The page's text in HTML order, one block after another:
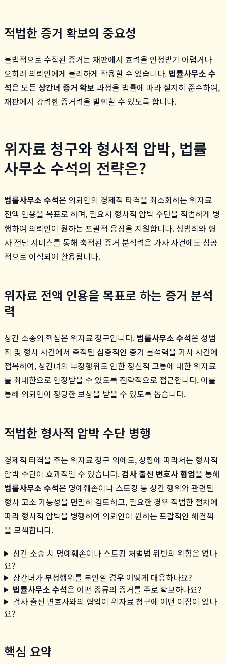
적법한 증거 확보의 중요성
불법적으로 수집된 증거는 재판에서 효력을 인정받기 어렵거나
오히려 의뢰인에게 불리하게 작용할 수 있습니다. 법률사무소 수
석은 모든 상간녀 증거 확보 과정을 법률에 따라 철저히 준수하여,
재판에서 강력한 증거력을 발휘할 수 있도록 합니다.
위자료 청구와 형사적 압박, 법률
사무소 수석의 전략은?
법률사무소 수석은 의뢰인의 경제적 타격을 최소화하는 위자료
전액 인용을 목표로 하며, 필요시 형사적 압박 수단을 적법하게 병
행하여 의뢰인이 원하는 포괄적 응징을 지원합니다. 성범죄와 형
사 전담 서비스를 통해 축적된 증거 분석력은 가사 사건에도 성공
적으로 이식되어 활용됩니다.
위자료 전액 인용을 목표로 하는 증거 분석
력
상간 소송의 핵심은 위자료 청구입니다. 법률사무소 수석은 성범
죄 및 형사 사건에서 축적된 심층적인 증거 분석력을 가사 사건에
접목하여, 상간녀의 부정행위로 인한 정신적 고통에 대한 위자료
를 최대한으로 인정받을 수 있도록 전략적으로 접근합니다. 이를
통해 의뢰인이 정당한 보상을 받을 수 있도록 돕습니다.
적법한 형사적 압박 수단 병행
경제적 타격을 주는 위자료 청구 외에도, 상황에 따라서는 형사적
압박 수단이 효과적일 수 있습니다.검사 출신 변호사 협업을 통해
법률사무소 수석은 명예훼손이나 스토킹 등 상간 행위와 관련된
형사 고소 가능성을 면밀히 검토하고, 필요한 경우 적법한 절차에
따라 형사적 압박을 병행하여 의뢰인이 원하는 포괄적인 해결책
을 모색합니다.
상간 소송 시 명예훼손이나 스토킹 처벌법 위반의 위험은 없나
요?
상간녀가 부정행위를 부인할 경우 어떻게 대응하나요?
법률사무소 수석은 어떤 종류의 증거를 주로 확보하나요?
검사 출신 변호사와의 협업이 위자료 청구에 어떤 이점이 있나
요?
핵심 요약